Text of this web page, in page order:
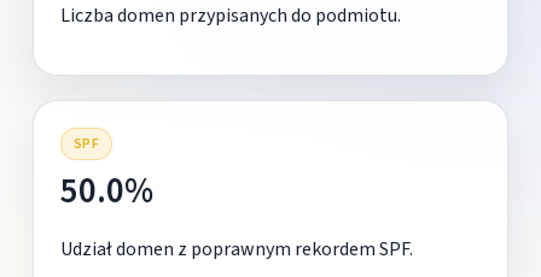
Liczba domen przypisanych do podmiotu.
SPF
50.0%
Udział domen z poprawnym rekordem SPF.